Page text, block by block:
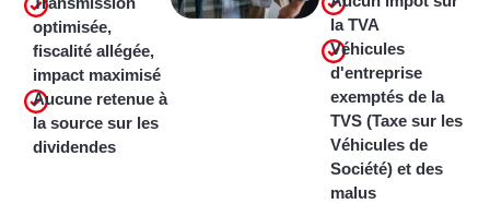
optimisée,
fiscalité allégée,
impact maximisé
Aucune retenue à
la source sur les
dividendes
la TVA
Véhicules
d'entreprise
exemptés de la
TVS (Taxe sur les
Véhicules de
Société) et des
malus